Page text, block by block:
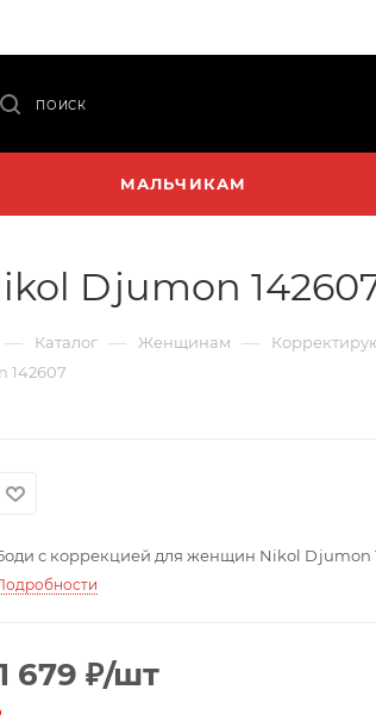
ПОИСК
МАЛЬЧИКАМ
Djumon
— Каталог — Женщинам —
142607
с коррекцией для женщин Nikol Djumon
679 ₽/шт